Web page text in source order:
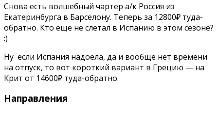
Снова есть волшебный чартер а/к Россия из
Екатеринбурга в Барселону. Теперь за 12800₽ туда-
обратно. Кто еще не слетал в Испанию в этом сезоне?
:)
Ну если Испания надоела, да и вообще нет времени
на отпуск, то вот короткий вариант в Грецию — на
Крит от 14600₽ туда-обратно.
Направления